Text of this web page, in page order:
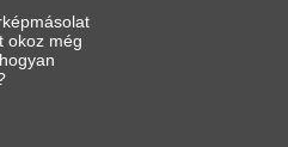
okoz még